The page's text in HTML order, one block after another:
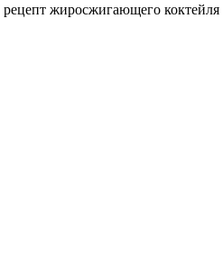
жиросжигающего коктейля